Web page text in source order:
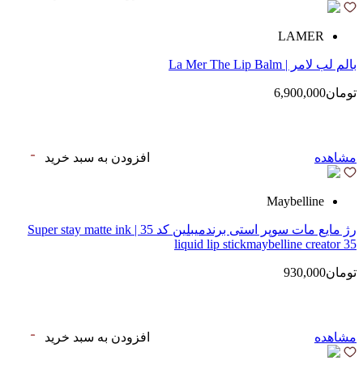
LAMER
بالم لب لامر | La Mer The Lip Balm
تومان6,900,000
مشاهده افزودن به سبد خرید
Maybelline
رژ مایع مات سوپر استی‌ برندمیبلین کد 35 | Super stay matte ink
liquid lip stickmaybelline creator 35
تومان930,000
مشاهده افزودن به سبد خرید